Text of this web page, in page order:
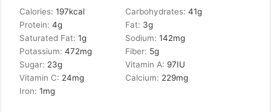
Calories:197kcal Carbohydrates:41g
Protein:4g Fat: 3g
Saturated Fat:1g Sodium:142mg
Potassium:472mg Fiber: 5g
Sugar: 23g Vitamin A: 97IU
Vitamin C: 24mg Calcium: 229mg
Iron:1mg